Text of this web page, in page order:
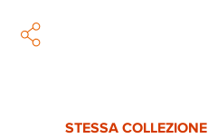
STESSA COLLEZIONE